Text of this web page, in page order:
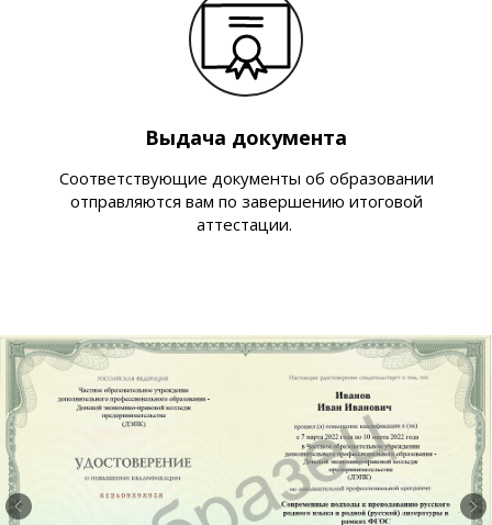
Выдача документа
Соответствующие документы об образовании
отправляются вам по завершению итоговой
аттестации.